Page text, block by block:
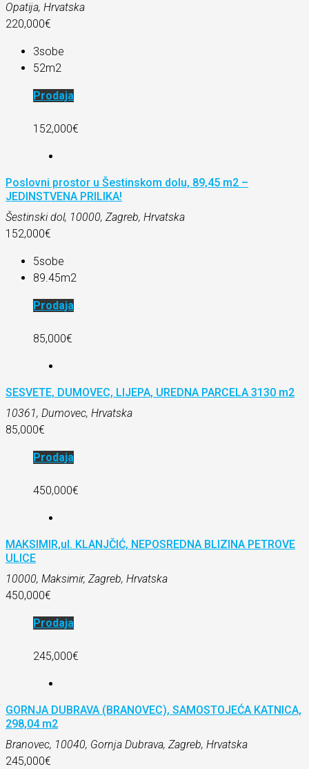
Opatija, Hrvatska
220,000€
3sobe
52m2
Prodaja
152,000€
Poslovni prostor u Šestinskom dolu, 89,45 m2 –
JEDINSTVENA PRILIKA!
Šestinski dol, 10000, Zagreb, Hrvatska
152,000€
5sobe
89.45m2
Prodaja
85,000€
SESVETE, DUMOVEC, LIJEPA, UREDNA PARCELA 3130 m2
10361, Dumovec, Hrvatska
85,000€
Prodaja
450,000€
MAKSIMIR,ul. KLANJČIĆ, NEPOSREDNA BLIZINA PETROVE
ULICE
10000, Maksimir, Zagreb, Hrvatska
450,000€
Prodaja
245,000€
GORNJA DUBRAVA (BRANOVEC), SAMOSTOJEĆA KATNICA,
298,04 m2
Branovec, 10040, Gornja Dubrava, Zagreb, Hrvatska
245,000€